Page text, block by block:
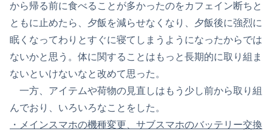
から帰る前に食べることが多かったのをカフェイン断ちと
ともに止めたら、夕飯を減らせなくなり、夕飯後に強烈に
眠くなってわりとすぐに寝てしまうようになったからでは
ないかと思う。体に関することはもっと長期的に取り組ま
ないといけないなと改めて思った。
一方、アイテムや荷物の見直しはもう少し前から取り組
んでおり、いろいろなことをした。
・メインスマホの機種変更、サブスマホのバッテリー交換